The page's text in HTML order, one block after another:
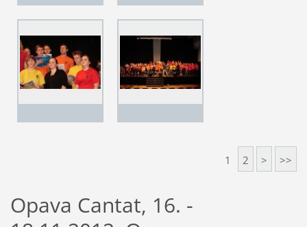
1 2 > >>
Opava Cantat, 16. -